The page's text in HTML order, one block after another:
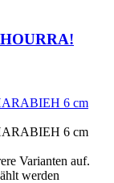
Varianten auf.
werden